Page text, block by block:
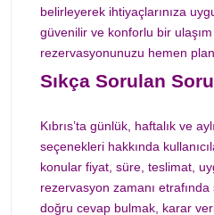
belirleyerek ihtiyaçlarınıza
güvenilir ve konforlu bir
rezervasyonunuzu hemen
Sıkça Sorulan
Kıbrıs’ta günlük, haftalık ve
seçenekleri hakkında
konular fiyat, süre, teslimat,
rezervasyon zamanı
doğru cevap bulmak, karar